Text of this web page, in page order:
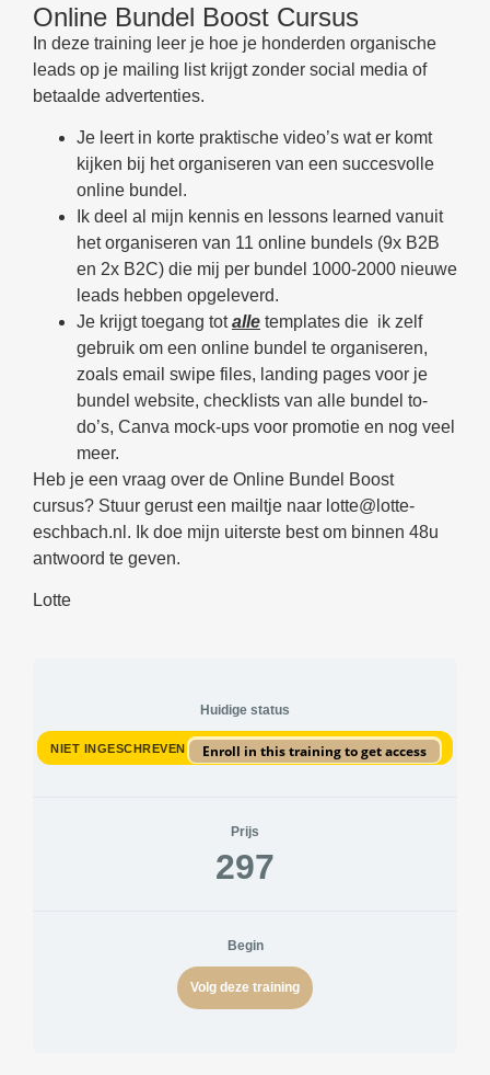
Online Bundel Boost Cursus
In deze training leer je hoe je honderden organische
leads op je mailing list krijgt zonder social media of
betaalde advertenties.
Je leert in korte praktische video’s wat er komt
kijken bij het organiseren van een succesvolle
online bundel.
Ik deel al mijn kennis en lessons learned vanuit
het organiseren van 11 online bundels (9x B2B
en 2x B2C) die mij per bundel 1000-2000 nieuwe
leads hebben opgeleverd.
Je krijgt toegang totalle templates die ik zelf
gebruik om een online bundel te organiseren,
zoals email swipe files, landing pages voor je
bundel website, checklists van alle bundel to-
do’s, Canva mock-ups voor promotie en nog veel
meer.
Heb je een vraag over de Online Bundel Boost
cursus? Stuur gerust een mailtje naar lotte@lotte-
eschbach.nl. Ik doe mijn uiterste best om binnen 48u
antwoord te geven.
Lotte
Huidige status
NIET INGESCHREVEN Enroll in this training to get access
Prijs
297
Begin
Volg deze training